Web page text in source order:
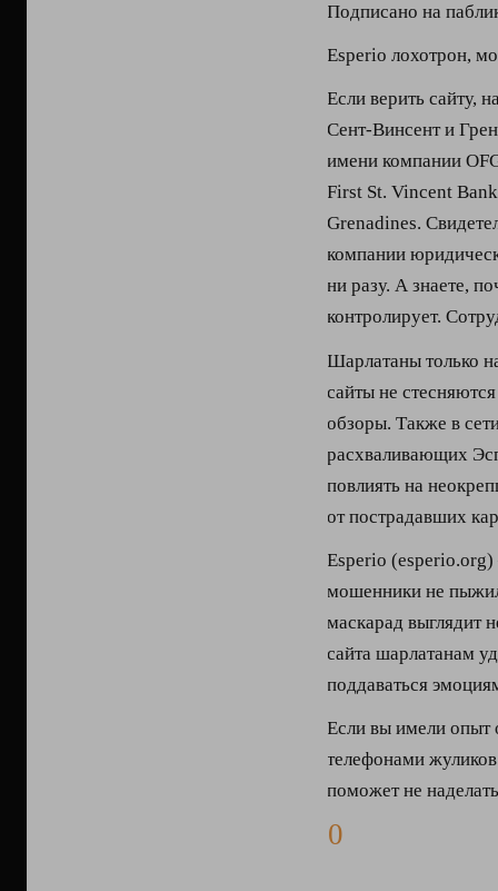
Подписано на
Esperio лохотрон,
Если верить сайту,
Сент-Винсент и
имени компании
First St. Vincent
Grenadines.
компании
ни разу. А знаете,
контролирует.
Шарлатаны только
сайты не
обзоры. Также в
расхваливающих
повлиять на
от пострадавших
Esperio (esperio.org)
мошенники не
маскарад выглядит
сайта шарлатанам
поддаваться
Если вы имели опыт
телефонами
поможет не
0